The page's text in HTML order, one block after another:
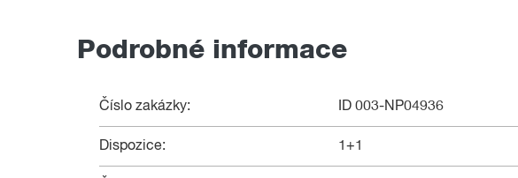
Podrobné informace
Číslo zakázky: ID 003-NP04936
Dispozice: 1+1